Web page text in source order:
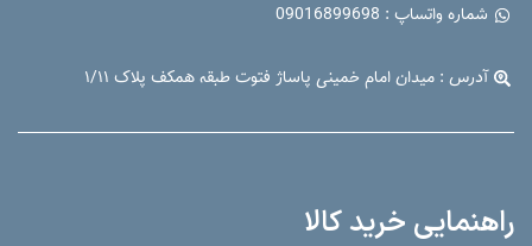
شماره واتساپ : 09016899698
آدرس : میدان امام خمینی پاساژ فتوت طبقه همکف پلاک ۱/۱۱
راهنمایی خرید کالا